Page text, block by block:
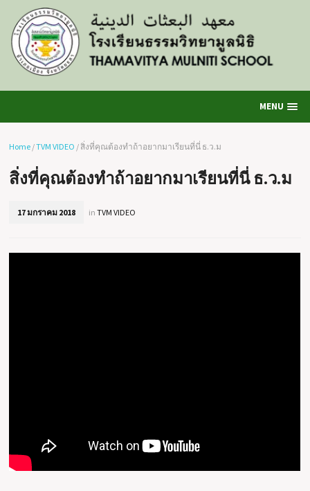
MENU
Home /TVM VIDEO / สิ่งที่คุณต้องทำถ้าอยากมาเรียนที่นี่ ธ.ว.ม
สิ่งที่คุณต้องทำถ้าอยากมาเรียนที่นี่ ธ.ว.ม
17 มกราคม 2018 inTVM VIDEO